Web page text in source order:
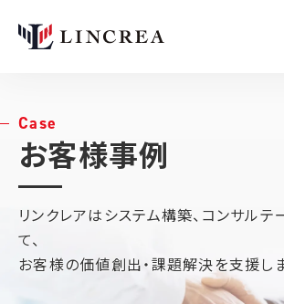
Case
お客様事例
リンクレアはシステム構築、コンサルテ
て、
お客様の価値創出・課題解決を支援しま